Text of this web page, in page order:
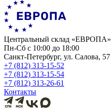
Центральный склад «ЕВРОПА»
Пн-Сб с 10:00 до 18:00
Санкт-Петербург, ул. Салова, 57
+7 (812) 313-15-52
+7 (812) 313-15-54
+7 (812) 313-26-61
Контакты